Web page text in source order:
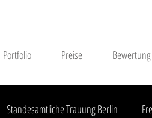
Portfolio Preise Bewertung
Standesamtliche Trauung Berlin